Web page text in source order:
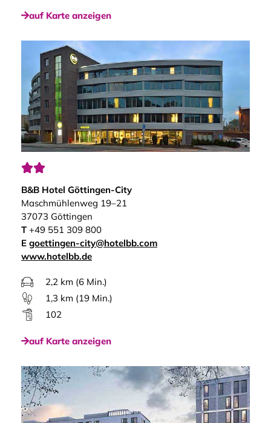
auf Karte anzeigen

B&B Hotel Göttingen-City
Maschmühlenweg 19–21
37073 Göttingen
T+49 551 309 800
E goettingen-city@hotelbb.com
www.hotelbb.de
2,2 km (6 Min.)
1,3 km (19 Min.)
102
auf Karte anzeigen